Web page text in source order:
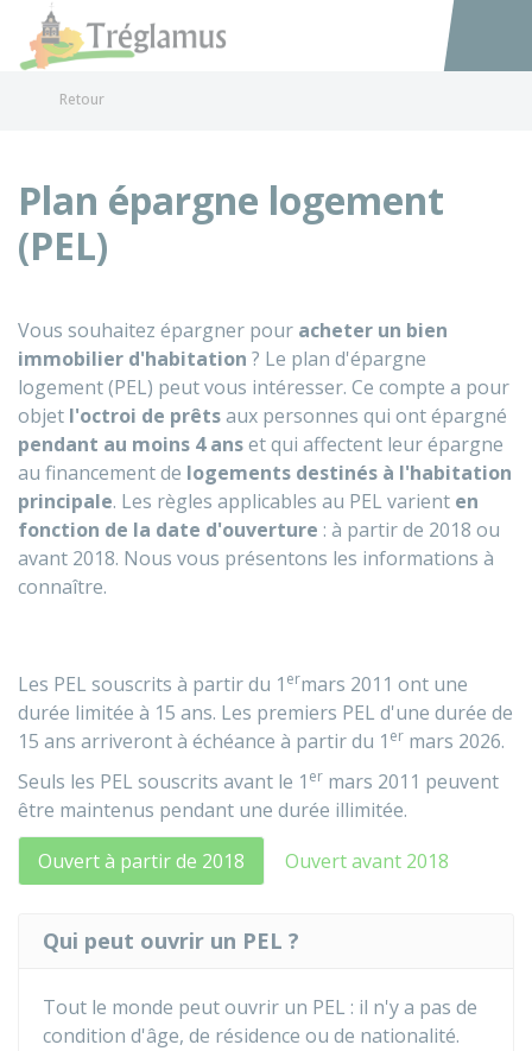
Accéder
Retour
Plan épargne logement
(PEL)
Vous souhaitez épargner pour acheter un bien
immobilier d'habitation ? Le plan d'épargne
logement (PEL) peut vous intéresser. Ce compte a pour
objet l'octroi de prêtsaux personnes qui ont épargné
pendant au moins 4 anset qui affectent leur épargne
au financement de logements destinés à l'habitation
principale. Les règles applicables au PEL varient en
fonction de la date d'ouverture : à partir de 2018 ou
avant 2018. Nous vous présentons les informations à
connaître.
Les PEL souscrits à partir du 1 ermars 2011 ont une
durée limitée à 15 ans. Les premiers PEL d'une durée de
15 ans arriveront à échéance à partir du 1 er mars 2026.
Seuls les PEL souscrits avant le 1 er mars 2011 peuvent
être maintenus pendant une durée illimitée.
Ouvert à partir de 2018
Ouvert avant 2018
Qui peut ouvrir un PEL ?
Tout le monde peut ouvrir un PEL : il n'y a pas de
condition d'âge, de résidence ou de nationalité.